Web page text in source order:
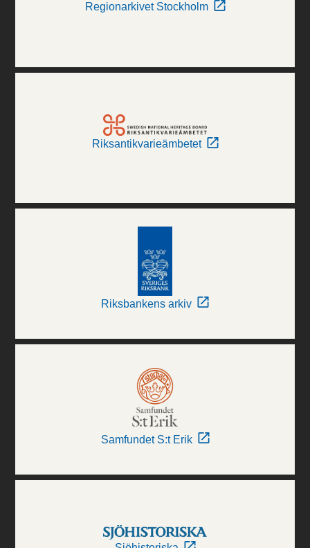
Regionarkivet Stockholm
Riksantikvarieämbetet
Riksbankens arkiv
Samfundet S:t Erik